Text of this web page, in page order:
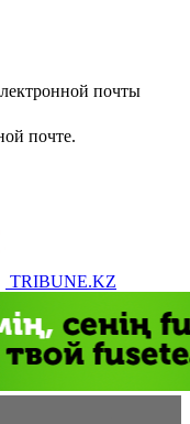
почты
почте.
TRIBUNE.KZ